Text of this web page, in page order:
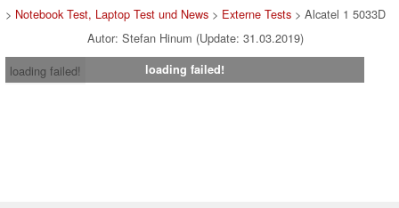
> Notebook Test, Laptop Test und News> Externe Tests> Alcatel 1 5033D
Autor: Stefan Hinum (Update: 31.03.2019)
loading failed!
loading failed!